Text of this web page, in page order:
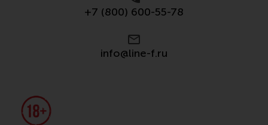
+7 (800) 600-55-78
info@line-f.ru